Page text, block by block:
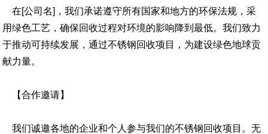
在[公司名]，我们承诺遵守所有国家和地方的环保法规，采
用绿色工艺，确保回收过程对环境的影响降到最低。我们致力
于推动可持续发展，通过不锈钢回收项目，为建设绿色地球贡
献力量。
【合作邀请】
我们诚邀各地的企业和个人参与我们的不锈钢回收项目。无